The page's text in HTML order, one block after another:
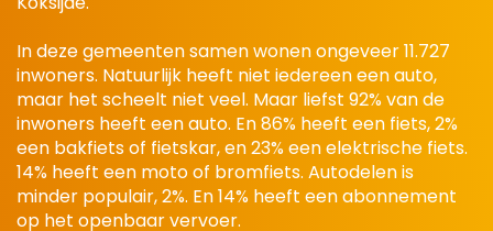
In deze gemeenten samen wonen ongeveer 11.727
inwoners. Natuurlijk heeft niet iedereen een auto,
maar het scheelt niet veel. Maar liefst 92% van de
inwoners heeft een auto. En 86% heeft een fiets, 2%
een bakfiets of fietskar, en 23% een elektrische fiets.
14% heeft een moto of bromfiets. Autodelen is
minder populair, 2%. En 14% heeft een abonnement
op het openbaar vervoer.